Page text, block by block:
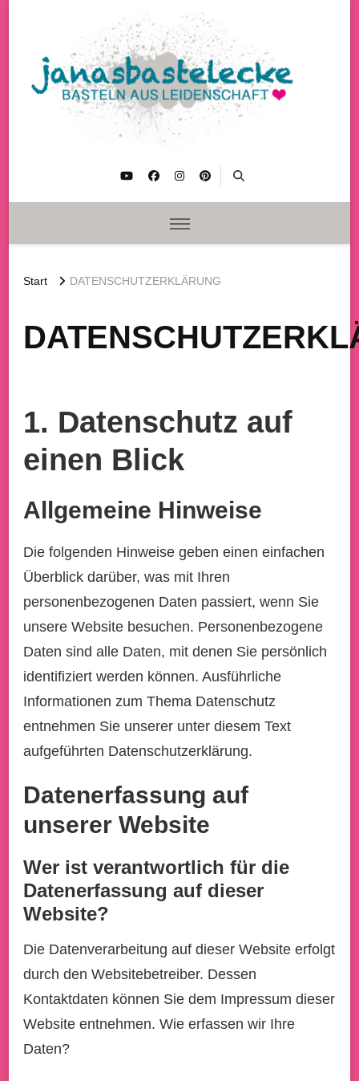
Start DATENSCHUTZERKLÄRUNG
1. Datenschutz auf
einen Blick
Allgemeine Hinweise
Die folgenden Hinweise geben einen einfachen
Überblick darüber, was mit Ihren
personenbezogenen Daten passiert, wenn Sie
unsere Website besuchen. Personenbezogene
Daten sind alle Daten, mit denen Sie persönlich
identifiziert werden können. Ausführliche
Informationen zum Thema Datenschutz
entnehmen Sie unserer unter diesem Text
aufgeführten Datenschutzerklärung.
Datenerfassung auf
unserer Website
Wer ist verantwortlich für die
Datenerfassung auf dieser
Website?
Die Datenverarbeitung auf dieser Website erfolgt
durch den Websitebetreiber. Dessen
Kontaktdaten können Sie dem Impressum dieser
Website entnehmen. Wie erfassen wir Ihre
Daten?